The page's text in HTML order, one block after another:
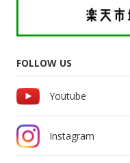
FOLLOW US
Youtube
Instagram